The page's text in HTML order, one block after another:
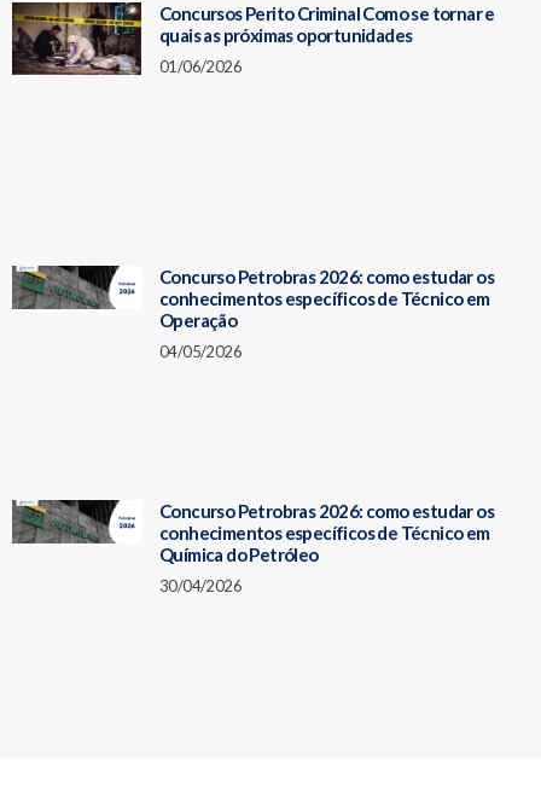
Concursos Perito Criminal Como se tornar e
quais as próximas oportunidades
01/06/2026
Concurso Petrobras 2026: como estudar os
conhecimentos específicos de Técnico em
Operação
04/05/2026
Concurso Petrobras 2026: como estudar os
conhecimentos específicos de Técnico em
Química do Petróleo
30/04/2026